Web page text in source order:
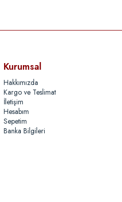
Kurumsal
Hakkımızda
Kargo ve Teslimat
İletişim
Hesabım
Sepetim
Banka Bilgileri